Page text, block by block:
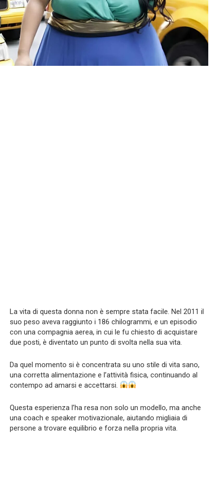
La vita di questa donna non è sempre stata facile. Nel 2011 il
suo peso aveva raggiunto i 186 chilogrammi, e un episodio
con una compagnia aerea, in cui le fu chiesto di acquistare
due posti, è diventato un punto di svolta nella sua vita.
Da quel momento si è concentrata su uno stile di vita sano,
una corretta alimentazione e l’attività fisica, continuando al
contempo ad amarsi e accettarsi.
Questa esperienza l’ha resa non solo un modello, ma anche
una coach e speaker motivazionale, aiutando migliaia di
persone a trovare equilibrio e forza nella propria vita.